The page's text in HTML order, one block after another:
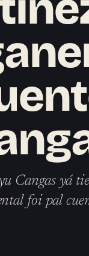
Cangas yá
foi pal